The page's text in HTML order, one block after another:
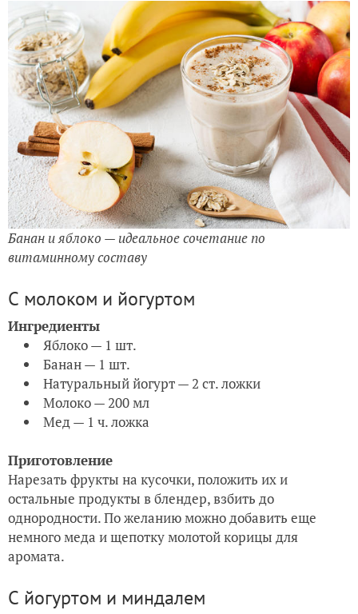
Банан и яблоко — идеальное сочетание по
витаминному составу
С молоком и йогуртом
Ингредиенты
Яблоко — 1 шт.
Банан — 1 шт.
Натуральный йогурт — 2 ст. ложки
Молоко — 200 мл
Мед — 1 ч. ложка
Приготовление
Нарезать фрукты на кусочки, положить их и
остальные продукты в блендер, взбить до
однородности. По желанию можно добавить еще
немного меда и щепотку молотой корицы для
аромата.
С йогуртом и миндалем